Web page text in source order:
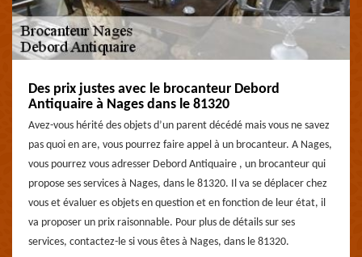
Des prix justes avec le brocanteur Debord
Antiquaire à Nages dans le 81320
Avez-vous hérité des objets d’un parent décédé mais vous ne savez
pas quoi en are, vous pourrez faire appel à un brocanteur. A Nages,
vous pourrez vous adresser Debord Antiquaire , un brocanteur qui
propose ses services à Nages, dans le 81320. Il va se déplacer chez
vous et évaluer es objets en question et en fonction de leur état, il
va proposer un prix raisonnable. Pour plus de détails sur ses
services, contactez-le si vous êtes à Nages, dans le 81320.